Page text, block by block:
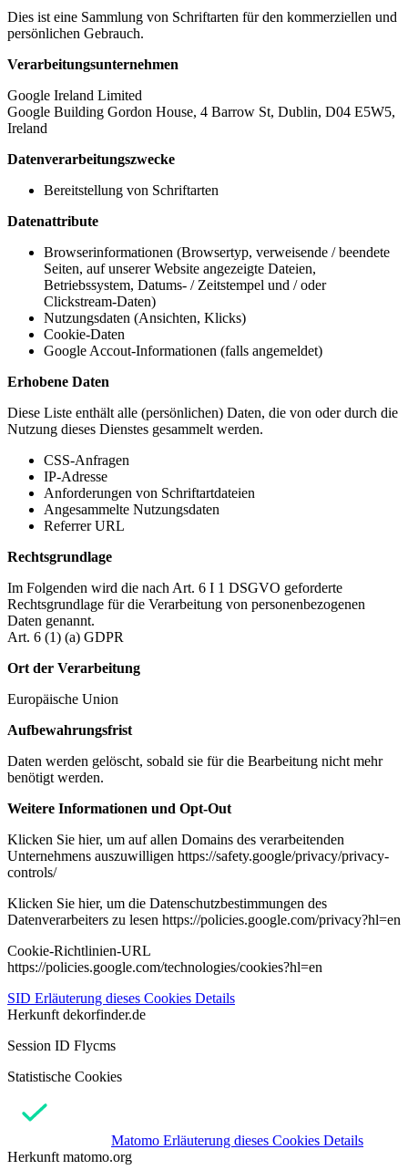
Dies ist eine Sammlung von Schriftarten für den kommerziellen und
persönlichen Gebrauch.
Verarbeitungsunternehmen
Google Ireland Limited
Google Building Gordon House, 4 Barrow St, Dublin, D04 E5W5,
Ireland
Datenverarbeitungszwecke
Bereitstellung von Schriftarten
Datenattribute
Browserinformationen (Browsertyp, verweisende / beendete
Seiten, auf unserer Website angezeigte Dateien,
Betriebssystem, Datums- / Zeitstempel und / oder
Clickstream-Daten)
Nutzungsdaten (Ansichten, Klicks)
Cookie-Daten
Google Accout-Informationen (falls angemeldet)
Erhobene Daten
Diese Liste enthält alle (persönlichen) Daten, die von oder durch die
Nutzung dieses Dienstes gesammelt werden.
CSS-Anfragen
IP-Adresse
Anforderungen von Schriftartdateien
Angesammelte Nutzungsdaten
Referrer URL
Rechtsgrundlage
Im Folgenden wird die nach Art. 6 I 1 DSGVO geforderte
Rechtsgrundlage für die Verarbeitung von personenbezogenen
Daten genannt.
Art. 6 (1) (a) GDPR
Ort der Verarbeitung
Europäische Union
Aufbewahrungsfrist
Daten werden gelöscht, sobald sie für die Bearbeitung nicht mehr
benötigt werden.
Weitere Informationen und Opt-Out
Klicken Sie hier, um auf allen Domains des verarbeitenden
Unternehmens auszuwilligen https://safety.google/privacy/privacy-
controls/
Klicken Sie hier, um die Datenschutzbestimmungen des
Datenverarbeiters zu lesen https://policies.google.com/privacy?hl=en
Cookie-Richtlinien-URL
https://policies.google.com/technologies/cookies?hl=en
SID Erläuterung dieses Cookies Details
Herkunft dekorfinder.de
Session ID Flycms
Statistische Cookies
Matomo Erläuterung dieses Cookies Details
Herkunft matomo.org